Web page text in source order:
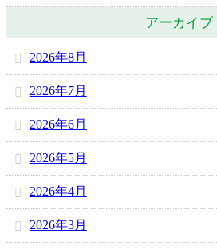
アーカイブ
2026年8月
2026年7月
2026年6月
2026年5月
2026年4月
2026年3月